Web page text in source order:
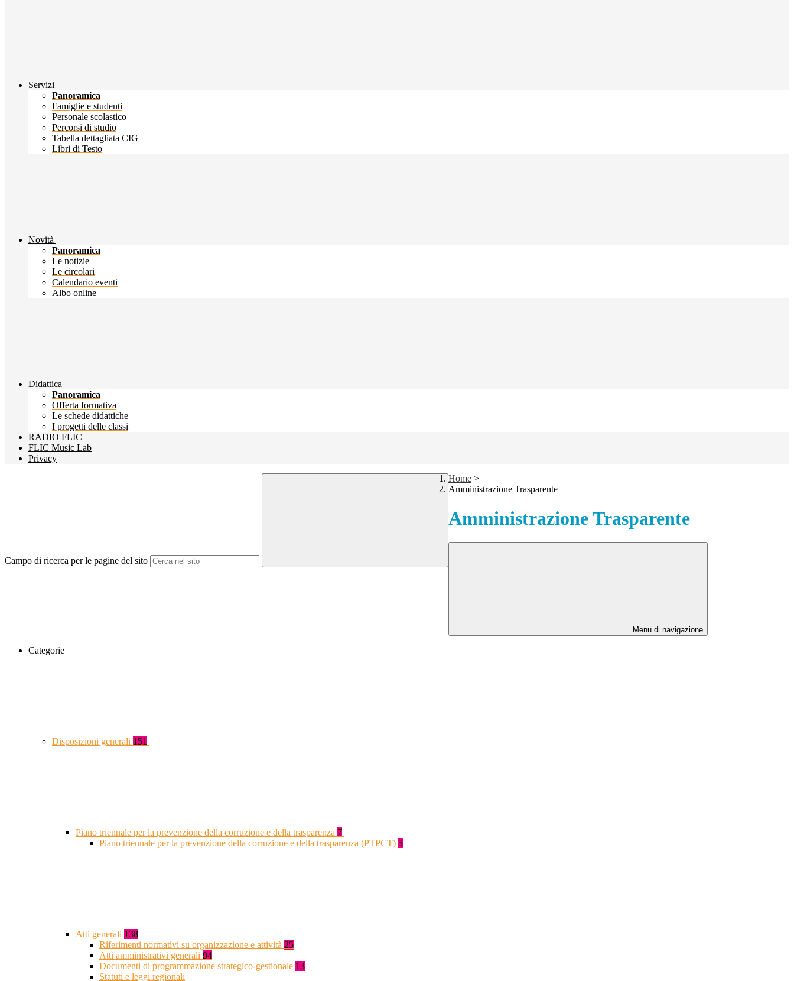
Servizi
Panoramica
Famiglie e studenti
Personale scolastico
Percorsi di studio
Tabella dettagliata CIG
Libri di Testo
Novità
Panoramica
Le notizie
Le circolari
Calendario eventi
Albo online
Didattica
Panoramica
Offerta formativa
Le schede didattiche
I progetti delle classi
RADIO FLIC
FLIC Music Lab
Privacy
Campo di ricerca per le pagine del sito
Home >
Amministrazione Trasparente
Amministrazione Trasparente
Menu di navigazione
Categorie
Disposizioni generali 151
Piano triennale per la prevenzione della corruzione e della trasparenza 7
Piano triennale per la prevenzione della corruzione e della trasparenza (PTPCT) 5
Atti generali 138
Riferimenti normativi su organizzazione e attività 25
Atti amministrativi generali 94
Documenti di programmazione strategico-gestionale 13
Statuti e leggi regionali